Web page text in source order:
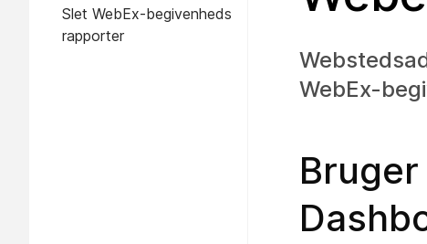
Slet WebEx-begivenheds
rapporter
WebEx-